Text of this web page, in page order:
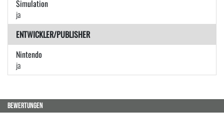
Simulation
ja
ENTWICKLER/PUBLISHER
Nintendo
ja
BEWERTUNGEN